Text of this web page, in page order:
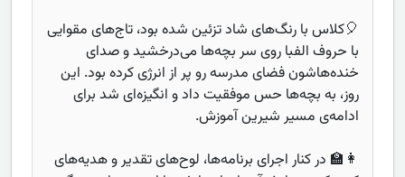
🎈کلاس با رنگ‌های شاد تزئین شده بود، تاج‌های مقوایی
با حروف الفبا روی سر بچه‌ها می‌درخشید و صدای
خنده‌هاشون فضای مدرسه رو پر از انرژی کرده بود. این
روز، به بچه‌ها حس موفقیت داد و انگیزه‌ای شد برای
ادامه‌ی مسیر شیرین آموزش.
👩‍🏫 در کنار اجرای برنامه‌ها، لوح‌های تقدیر و هدیه‌های